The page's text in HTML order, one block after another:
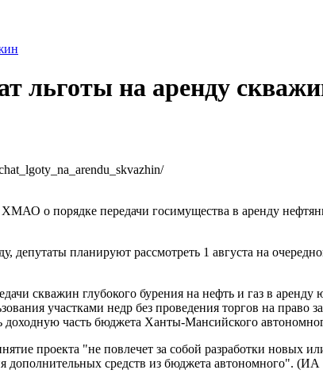
льготы на аренду
ХМАО о порядке передачи госимущества в аренду
депутаты планируют рассмотреть 1 августа на
скважин глубокого бурения на нефть и газ в
участками недр без проведения торгов на право
доходную часть бюджета Ханты-Мансийского
проекта "не повлечет за собой разработки новых
дополнительных средств из бюджета автономного".